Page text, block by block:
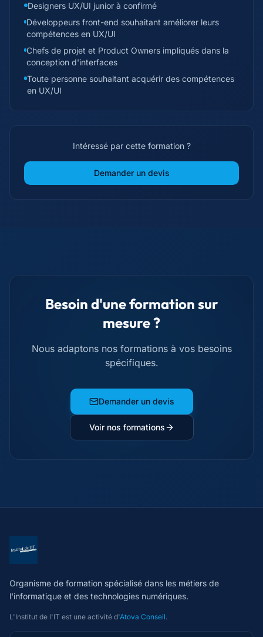
Designers UX/UI junior à confirmé
Développeurs front-end souhaitant améliorer leurs
compétences en UX/UI
Chefs de projet et Product Owners impliqués dans la
conception d'interfaces
Toute personne souhaitant acquérir des compétences
en UX/UI
Intéressé par cette formation ?
Demander un devis
Besoin d'une formation sur
mesure ?
Nous adaptons nos formations à vos besoins
spécifiques.
Demander un devis
Voir nos formations
Organisme de formation spécialisé dans les métiers de
l'informatique et des technologies numériques.
L'Institut de l'IT est une activité d'Atova Conseil.